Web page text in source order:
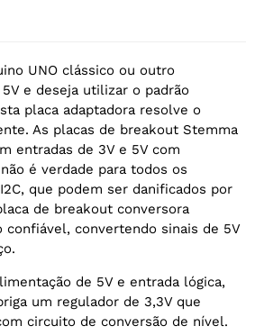
UNO clássico ou outro
e deseja utilizar o padrão
placa adaptadora resolve o
As placas de breakout Stemma
entradas de 3V e 5V com
é verdade para todos os
que podem ser danificados por
de breakout conversora
confiável, convertendo sinais de 5V
de 5V e entrada lógica,
um regulador de 3,3V que
circuito de conversão de nível.